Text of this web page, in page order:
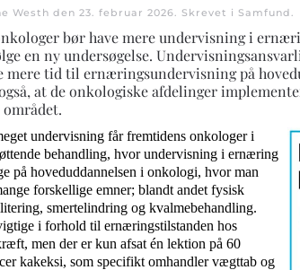
Westh den 23. februar 2026 . Skrevet i Samfund
bør have mere undervisning i
en ny undersøgelse.
mere tid til ernæringsundervisning på
at de onkologiske afdelinger
undervisning får fremtidens onkologer i
behandling, hvor undervisning i ernæring
på hoveduddannelsen i onkologi, hvor man
forskellige emner; blandt andet fysisk
smertelindring og kvalmebehandling.
i forhold til ernæringstilstanden hos
men der er kun afsat én lektion på 60
kakeksi, som specifikt omhandler vægttab og